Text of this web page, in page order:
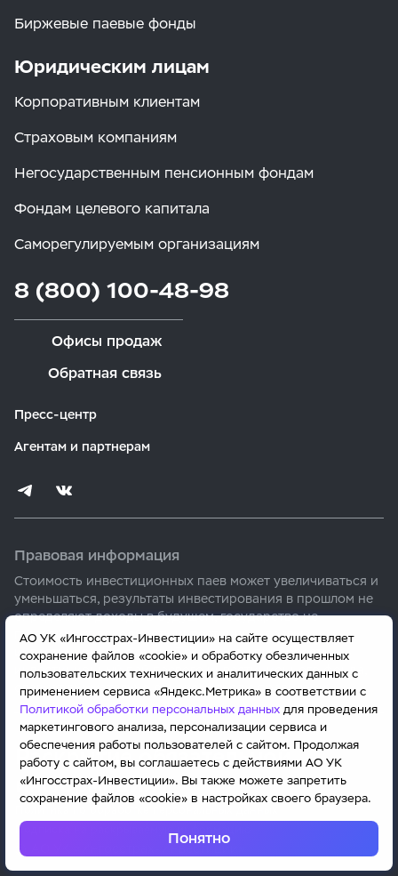
Биржевые паевые фонды
Юридическим лицам
Корпоративным клиентам
Страховым компаниям
Негосударственным пенсионным фондам
Фондам целевого капитала
Саморегулируемым организациям
8 (800) 100-48-98
Офисы продаж
Обратная связь
Пресс-центр
Агентам и партнерам
Правовая информация
Стоимость инвестиционных паев может увеличиваться и
уменьшаться, результаты инвестирования в прошлом не
определяют доходы в будущем, государство не
гарантирует доходность инвестиций в паевые
инвестиционные фонды. Прежде чем приобрести
инвестиционный пай паевого инвестиционного фонда,
следует внимательно ознакомиться с правилами
доверительного управления фондом.
Расчет доходности за периоды, определённые согласно
пунктам 20.1-20.3 Указания Банка России No5609-У от
02.11.2020:
ОПИФ «Мой сейф»: 1 мес. 1,11%; 3 мес. 2,69%; 6
мес.6,61%; 1 год 15,12%; 3 года 42,33%; 5 лет 67,40%.
Доходность рассчитана на 31.07.2026.
ОПИФ «Моя пенсия»: 1 мес. -0,24%; 3 мес. -8,55%; 6
Раскрытие обязательной
информации
Подписка на раскрываемую информацию
© АО УК «Ингосстрах-Инвестиции»
АО УК «Ингосстрах-Инвестиции» на сайте осуществляет
сохранение файлов «cookie» и обработку обезличенных
пользовательских технических и аналитических данных с
применением сервиса «Яндекс.Метрика» в соответствии с
Политикой обработки персональных данных для проведения
маркетингового анализа, персонализации сервиса и
обеспечения работы пользователей с сайтом. Продолжая
работу с сайтом, вы соглашаетесь с действиями АО УК
«Ингосстрах-Инвестиции». Вы также можете запретить
сохранение файлов «cookie» в настройках своего браузера.
Понятно